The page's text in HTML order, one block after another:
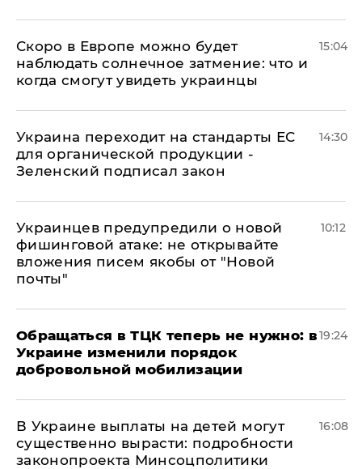
Скоро в Европе можно будет
наблюдать солнечное затмение: что и
когда смогут увидеть украинцы
15:04
Украина переходит на стандарты ЕС
для органической продукции -
Зеленский подписал закон
14:30
Украинцев предупредили о новой
фишинговой атаке: не открывайте
вложения писем якобы от "Новой
почты"
10:12
Обращаться в ТЦК теперь не нужно: в
Украине изменили порядок
добровольной мобилизации
19:24
В Украине выплаты на детей могут
существенно вырасти: подробности
законопроекта Минсоцполитики
16:08